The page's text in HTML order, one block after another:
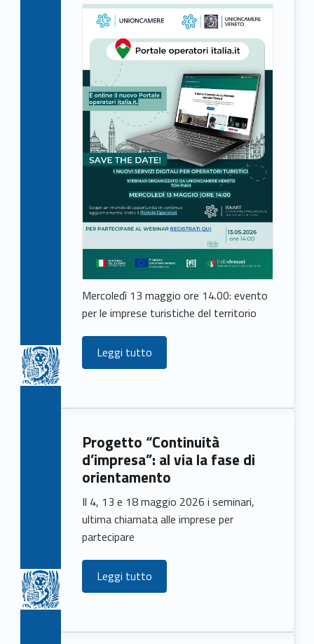
Mercoledì 13 maggio ore 14.00: evento
per le imprese turistiche del territorio
Leggi tutto
Progetto “Continuità
d’impresa”: al via la fase di
orientamento
Il 4, 13 e 18 maggio 2026 i seminari,
ultima chiamata alle imprese per
partecipare
Leggi tutto